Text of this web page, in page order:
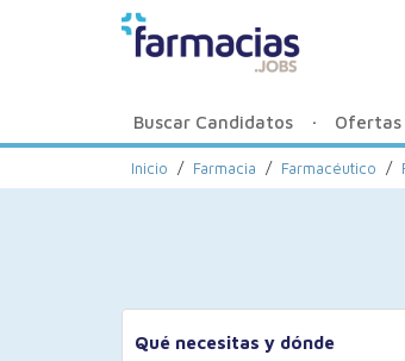
Buscar Candidatos Ofertas
Inicio / Farmacia / Farmacéutico /
Qué necesitas y dónde